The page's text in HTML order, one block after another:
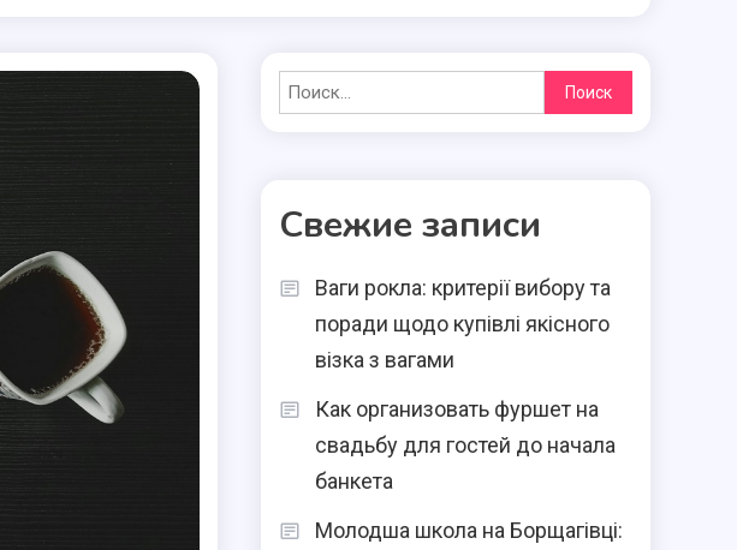
Найти:
Свежие записи
Ваги рокла: критерії вибору та
поради щодо купівлі якісного
візка з вагами
Как организовать фуршет на
свадьбу для гостей до начала
банкета
Молодша школа на Борщагівці: